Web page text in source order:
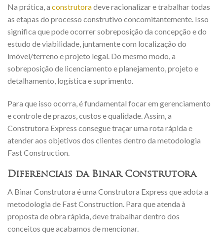
Na prática, a construtoradeve racionalizar e trabalhar todas
as etapas do processo construtivo concomitantemente. Isso
significa que pode ocorrer sobreposição da concepção e do
estudo de viabilidade, juntamente com localização do
imóvel/terreno e projeto legal. Do mesmo modo, a
sobreposição de licenciamento e planejamento, projeto e
detalhamento, logística e suprimento.
Para que isso ocorra, é fundamental focar em gerenciamento
e controle de prazos, custos e qualidade. Assim, a
Construtora Express consegue traçar uma rota rápida e
atender aos objetivos dos clientes dentro da metodologia
Fast Construction.
Diferenciais da Binar Construtora
A Binar Construtora é uma Construtora Express que adota a
metodologia de Fast Construction. Para que atenda à
proposta de obra rápida, deve trabalhar dentro dos
conceitos que acabamos de mencionar.